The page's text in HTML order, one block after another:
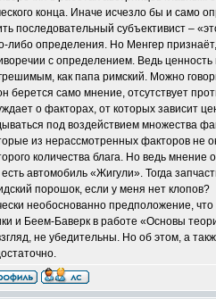
конца. Иначе исчезло бы и само
последовательный субъективист –
либо определения. Но Менгер
с определением. Ведь
как папа римский. Можно
берется само мнение, отсутствует
о факторах, от которых зависит
под воздействием множества
из нерассмотренных факторов не
количества блага. Но ведь мнение
автомобиль «Жигули». Тогда
порошок, если у меня нет клопов?
необоснованно предположение,
и Беем-Баверк в работе «Основы
не убедительны. Но об этом, а